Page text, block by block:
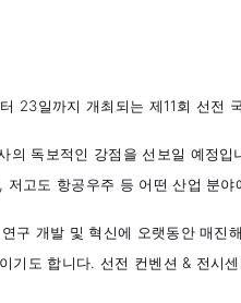
23일까지 개최되는 제11회 선전
의 독보적인 강점을 선보일 예정
고도 항공우주 등 어떤 산업 분
구 개발 및 혁신에 오랫동안 매진
기도 합니다. 선전 컨벤션 & 전시